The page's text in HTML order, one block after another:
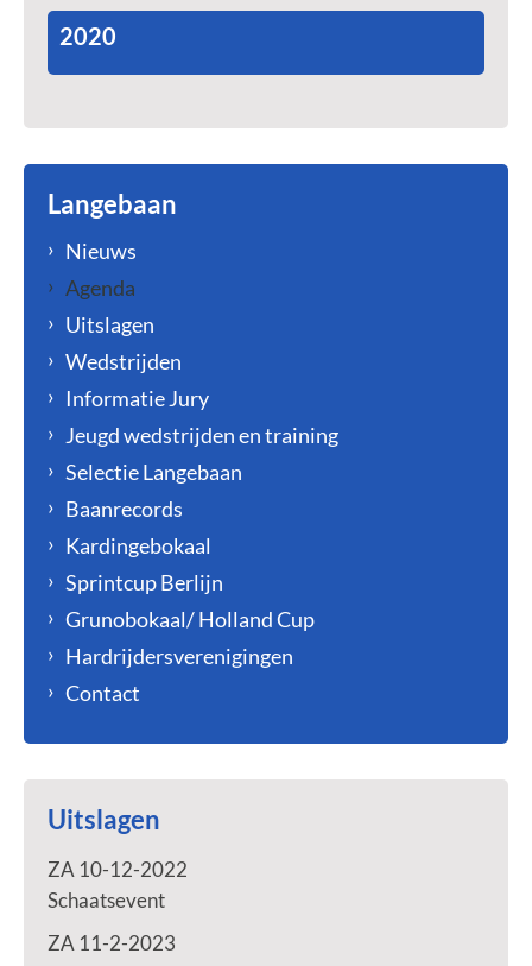
2020
Langebaan
Nieuws
Agenda
Uitslagen
Wedstrijden
Informatie Jury
Jeugd wedstrijden en training
Selectie Langebaan
Baanrecords
Kardingebokaal
Sprintcup Berlijn
Grunobokaal/ Holland Cup
Hardrijdersverenigingen
Contact
Uitslagen
ZA 10-12-2022
Schaatsevent
ZA 11-2-2023